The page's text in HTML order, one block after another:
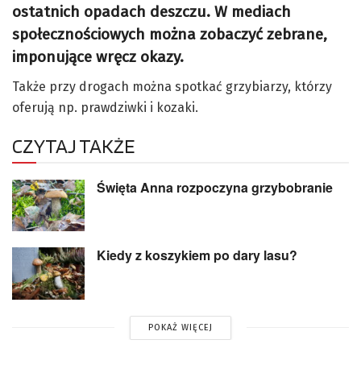
ostatnich opadach deszczu. W mediach
społecznościowych można zobaczyć zebrane,
imponujące wręcz okazy.
Także przy drogach można spotkać grzybiarzy, którzy
oferują np. prawdziwki i kozaki.
CZYTAJ TAKŻE
Święta Anna rozpoczyna grzybobranie
Kiedy z koszykiem po dary lasu?
POKAŻ WIĘCEJ